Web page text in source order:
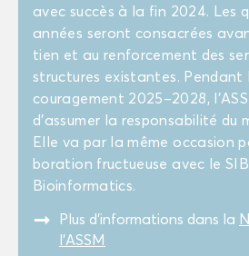
avec suc­cès à la fin 2024. Les
an­nées se­ront consa­crées
tien et au ren­for­ce­ment des
struc­tures exis­tantes. Pen­dant
cou­ra­ge­ment 2025–2028,
d’as­su­mer la res­pon­sa­bi­li­té du
Elle va par la même oc­ca­sion
bo­ra­tion fruc­tueuse avec le
Bio­in­for­ma­tics.
" Plus d’in­for­ma­tions dans la
l'ASSM